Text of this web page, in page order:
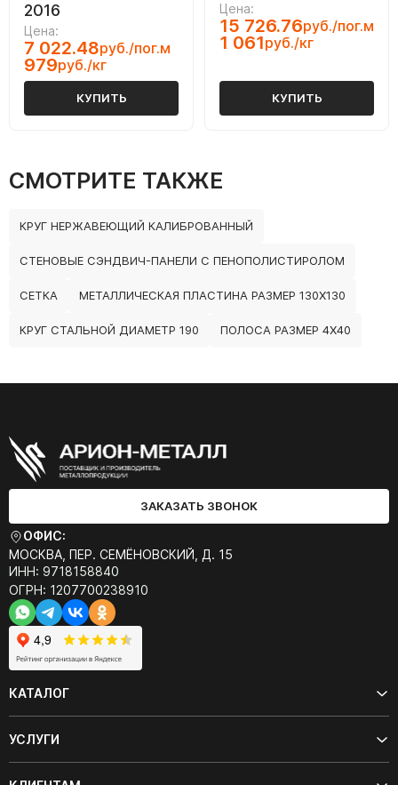
2016
Цена:
7 022.48руб./пог.м
979руб./кг
КУПИТЬ
Цена:
15 726.76руб./пог.м
1 061руб./кг
КУПИТЬ
СМОТРИТЕ ТАКЖЕ
КРУГ НЕРЖАВЕЮЩИЙ КАЛИБРОВАННЫЙ
СТЕНОВЫЕ СЭНДВИЧ-ПАНЕЛИ С ПЕНОПОЛИСТИРОЛОМ
СЕТКА МЕТАЛЛИЧЕСКАЯ ПЛАСТИНА РАЗМЕР 130Х130
КРУГ СТАЛЬНОЙ ДИАМЕТР 190 ПОЛОСА РАЗМЕР 4Х40
ЗАКАЗАТЬ ЗВОНОК
ОФИС:
МОСКВА, ПЕР. СЕМЁНОВСКИЙ, Д. 15
ИНН: 9718158840
ОГРН: 1207700238910
КАТАЛОГ
УСЛУГИ